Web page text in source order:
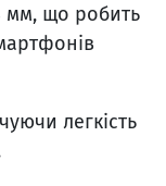
мм, що робить
легкість